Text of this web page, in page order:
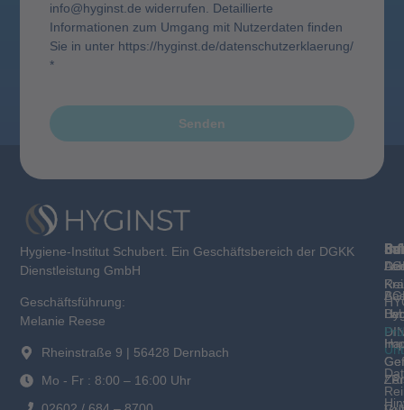
info@hyginst.de widerrufen. Detaillierte
Informationen zum Umgang mit Nutzerdaten finden
Sie in unter https://hyginst.de/datenschutzerklaerung/
*
Senden
Hygiene-Institut Schubert. Ein Geschäftsbereich der DGKK
Dienstleistung GmbH
Geschäftsführung:
Melanie Reese
Rheinstraße 9 | 56428 Dernbach
Mo - Fr : 8:00 – 16:00 Uhr
/